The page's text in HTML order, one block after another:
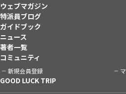
ウェブマガジン
特派員ブログ
ガイドブック
ニュース
著者一覧
コミュニティ
新規会員登録
GOOD LUCK TRIP